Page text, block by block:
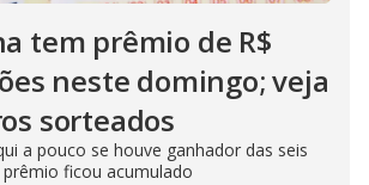
tem prêmio de R$
neste domingo; veja
sorteados
a pouco se houve ganhador das seis
ficou acumulado